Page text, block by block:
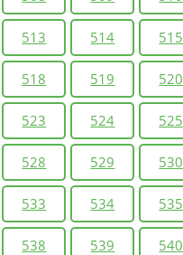
513 514 515
518 519 520
523 524 525
528 529 530
533 534 535
538 539 540